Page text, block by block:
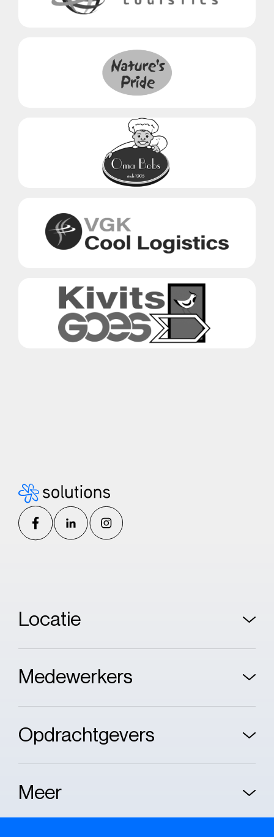
Locatie
Medewerkers
Opdrachtgevers
Meer